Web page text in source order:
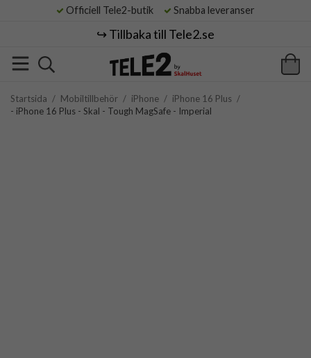
Officiell Tele2-butik Snabba leveranser
↪️ Tillbaka till Tele2.se
Startsida / Mobiltillbehör / iPhone / iPhone 16 Plus /
- iPhone 16 Plus - Skal - Tough MagSafe - Imperial